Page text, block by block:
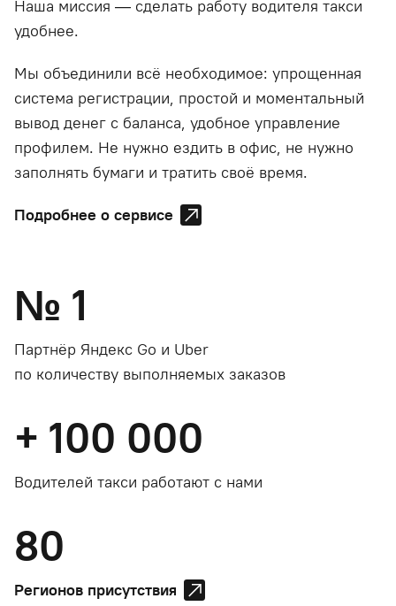
Наша миссия — сделать работу водителя такси
удобнее.
Мы объединили всё необходимое: упрощенная
система регистрации, простой и моментальный
вывод денег с баланса, удобное управление
профилем. Не нужно ездить в офис, не нужно
заполнять бумаги и тратить своё время.
Подробнее о сервисе
№ 1
Партнёр Яндекс Go и Uber
по количеству выполняемых заказов
+ 100 000
Водителей такси работают с нами
80
Регионов присутствия